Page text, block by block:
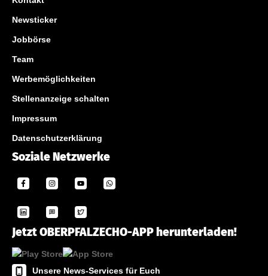
Newsticker
Jobbörse
Team
Werbemöglichkeiten
Stellenanzeige schalten
Impressum
Datenschutzerklärung
Soziale Netzwerke
Jetzt OBERPFALZECHO-APP herunterladen!
Unsere News-Services für Euch